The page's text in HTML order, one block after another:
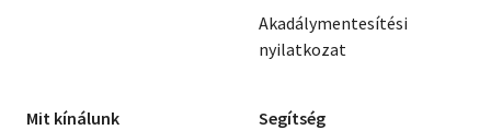
Akadálymentesítési
nyilatkozat
Mit kínálunk Segítség